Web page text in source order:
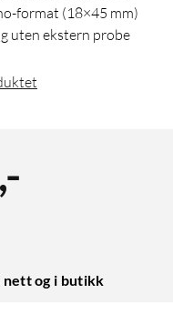
format (18×45 mm)
uten ekstern probe
,-
nett og i butikk